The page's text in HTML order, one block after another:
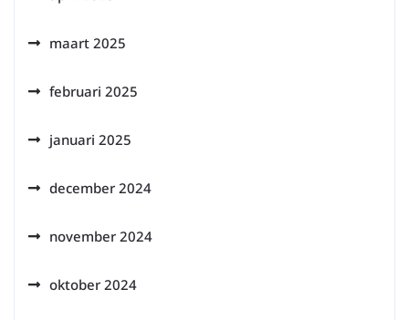
maart 2025
februari 2025
januari 2025
december 2024
november 2024
oktober 2024